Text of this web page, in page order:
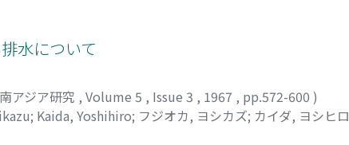
水について
アジア研究 , Volume 5 , Issue 3 , 1967 , pp.572-600 )
; Kaida, Yoshihiro; フジオカ, ヨシカズ; カイダ, ヨシヒロ